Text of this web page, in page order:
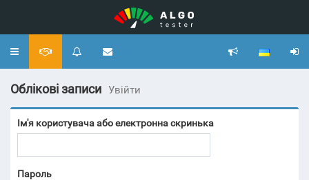
Toggle
Облікові записи Увійти
Ім'я користувача або електронна скринька
Пароль